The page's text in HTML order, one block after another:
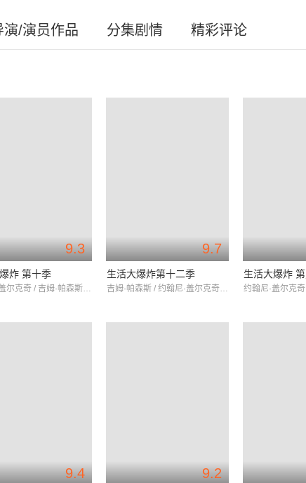
演/演员作品 分集剧情 精彩评论
9.3
炸 第十季
约翰尼·盖尔克奇 / 吉姆·帕森斯 / 凯莉·库柯
9.7
生活大爆炸第十二季
吉姆·帕森斯 / 约翰尼·盖尔克奇 / 凯莉·库柯
生活大爆炸
9.4 9.2